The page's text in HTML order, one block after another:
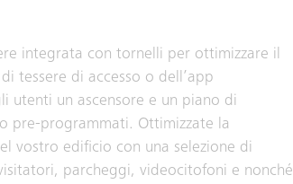
integrata con tornelli per ottimizzare il
tessere di accesso o dell’app
utenti un ascensore e un piano di
pre-programmati. Ottimizzate la
vostro edificio con una selezione di
parcheggi, videocitofoni e nonché